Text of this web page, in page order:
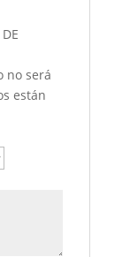
no será
están